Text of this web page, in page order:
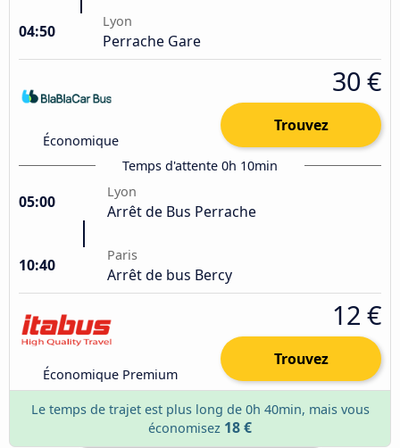
04:50
Lyon
Perrache Gare
Économique
30 €
Trouvez
Temps d'attente 0h 10min
05:00
Lyon
Arrêt de Bus Perrache
10:40
Paris
Arrêt de bus Bercy
Économique Premium
12 €
Trouvez
Le temps de trajet est plus long de 0h 40min, mais vous
économisez 18 €